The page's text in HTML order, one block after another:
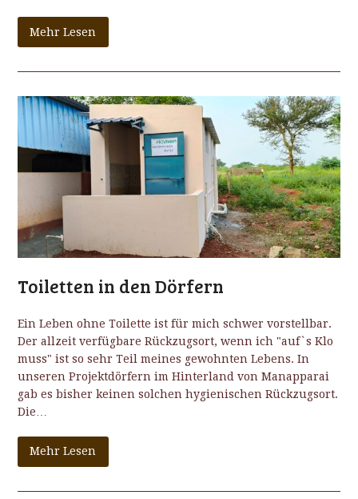
Mehr Lesen
Toiletten in den Dörfern
Ein Leben ohne Toilette ist für mich schwer vorstellbar.
Der allzeit verfügbare Rückzugsort, wenn ich "auf`s Klo
muss" ist so sehr Teil meines gewohnten Lebens. In
unseren Projektdörfern im Hinterland von Manapparai
gab es bisher keinen solchen hygienischen Rückzugsort.
Die…
Mehr Lesen